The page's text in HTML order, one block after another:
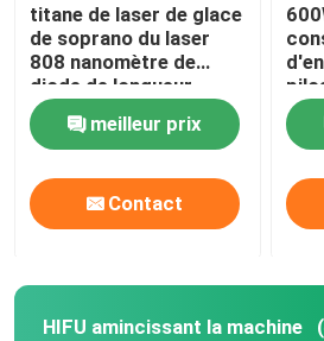
titane de laser de glace
de soprano du laser
808 nanomètre de
diode de longueur
d'onde de triple de
755nm 1600W
meilleur prix
Contact
HIFU amincissant la machine